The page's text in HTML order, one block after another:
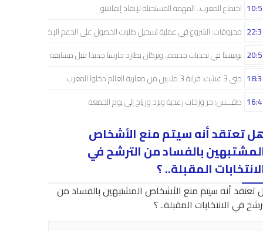
اجتماع المغرب.. المهمة المستحيلة لإنقاذ إنفانتينو
محروقات: الشروع في عملية تسجيل طلبات الحصول على الدعم الإضافي
بوبيستا في تحديات جديدة.. وبركان يطارد حارسا جديدا قبل مسابقة دوري الأبطال
حتى 3 غشت: قرابة 3 ملايين من مغاربة العالم دخلوا المغرب
طقـــس: حر وزخات رعدية وبرَد ورياح إلى يوم الجمعة
تعتقد أنه سيتم منع الأشخاص
بالفساد من الترشح في
المقبلة.. ؟
تعتقد أنه سيتم منع الأشخاص المشتبهين بالفساد من
في الانتخابات المقبلة.. ؟